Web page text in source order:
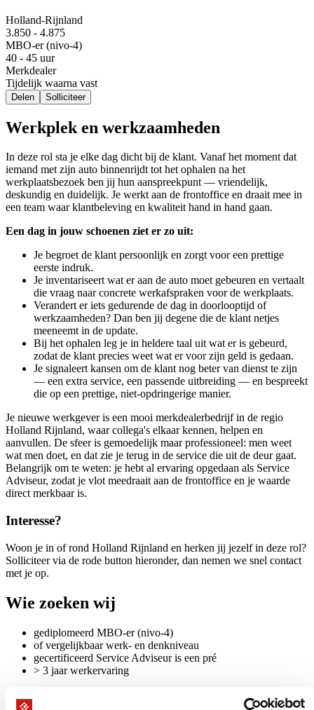
Holland-Rijnland
3.850 - 4.875
MBO-er (nivo-4)
40 - 45 uur
Merkdealer
Tijdelijk waarna vast
Delen Solliciteer
Werkplek en werkzaamheden
In deze rol sta je elke dag dicht bij de klant. Vanaf het moment dat
iemand met zijn auto binnenrijdt tot het ophalen na het
werkplaatsbezoek ben jij hun aanspreekpunt — vriendelijk,
deskundig en duidelijk. Je werkt aan de frontoffice en draait mee in
een team waar klantbeleving en kwaliteit hand in hand gaan.
Een dag in jouw schoenen ziet er zo uit:
Je begroet de klant persoonlijk en zorgt voor een prettige
eerste indruk.
Je inventariseert wat er aan de auto moet gebeuren en vertaalt
die vraag naar concrete werkafspraken voor de werkplaats.
Verandert er iets gedurende de dag in doorlooptijd of
werkzaamheden? Dan ben jij degene die de klant netjes
meeneemt in de update.
Bij het ophalen leg je in heldere taal uit wat er is gebeurd,
zodat de klant precies weet wat er voor zijn geld is gedaan.
Je signaleert kansen om de klant nog beter van dienst te zijn
— een extra service, een passende uitbreiding — en bespreekt
die op een prettige, niet-opdringerige manier.
Je nieuwe werkgever is een mooi merkdealerbedrijf in de regio
Holland Rijnland, waar collega's elkaar kennen, helpen en
aanvullen. De sfeer is gemoedelijk maar professioneel: men weet
wat men doet, en dat zie je terug in de service die uit de deur gaat.
Belangrijk om te weten: je hebt al ervaring opgedaan als Service
Adviseur, zodat je vlot meedraait aan de frontoffice en je waarde
direct merkbaar is.
Interesse?
Woon je in of rond Holland Rijnland en herken jij jezelf in deze rol?
Solliciteer via de rode button hieronder, dan nemen we snel contact
met je op.
Wie zoeken wij
gediplomeerd MBO-er (nivo-4)
of vergelijkbaar werk- en denkniveau
gecertificeerd Service Adviseur is een pré
> 3 jaar werkervaring
Jouw arbeidsvoorwaarden